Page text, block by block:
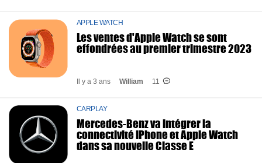
APPLE WATCH
Les ventes d'Apple Watch se sont
effondrées au premier trimestre 2023
Il y a 3 ans William 11
CARPLAY
Mercedes-Benz va intégrer la
connectivité iPhone et Apple Watch
dans sa nouvelle Classe E